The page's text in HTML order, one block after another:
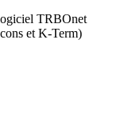
TRBOnet
et K-Term)